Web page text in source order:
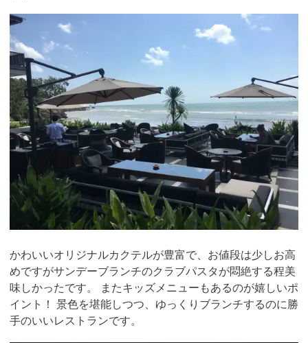
かわいいオリジナルカクテルが豊富で、お値段は少しお高
めですがサンデーブランチのクラブパスタが悶絶する程美
味しかったです。 またキッズメニューもあるのが嬉しいポ
イント！ 景色を堪能しつつ、ゆっくりブランチするのに勝
手のいいレストランです。